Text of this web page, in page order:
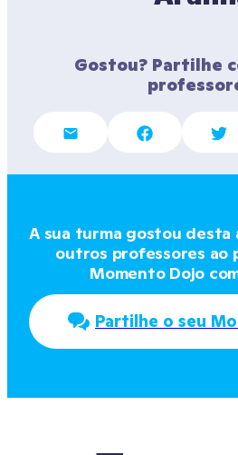
Gostou? Partilhe
A sua turma gostou desta
outros professores ao
Momento Dojo
Partilhe o seu